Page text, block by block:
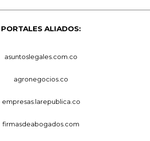
PORTALES ALIADOS:
asuntoslegales.com.co
agronegocios.co
empresas.larepublica.co
firmasdeabogados.com